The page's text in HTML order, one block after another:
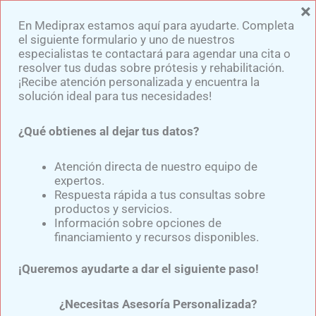
contenido
Socket Transtibial
Personalizado: Innovación
en Prótesis de Pierna
Samuel Medina/enero 29, 2025
personalizado
En Mediprax estamos aquí para ayudarte. Completa
el siguiente formulario y uno de nuestros
especialistas te contactará para agendar una cita o
resolver tus dudas sobre prótesis y rehabilitación.
¡Recibe atención personalizada y encuentra la
solución ideal para tus necesidades!
¿Qué obtienes al dejar tus datos?
Atención directa de nuestro equipo de
expertos.
Respuesta rápida a tus consultas sobre
productos y servicios.
Información sobre opciones de
financiamiento y recursos disponibles.
¡Queremos ayudarte a dar el siguiente paso!
¿Necesitas Asesoría Personalizada?
×